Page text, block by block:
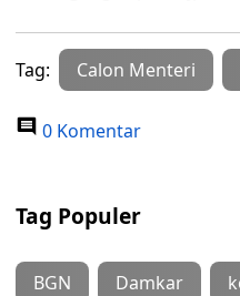
Tag: Calon Menteri
0 Komentar
Tag Populer
BGN Damkar